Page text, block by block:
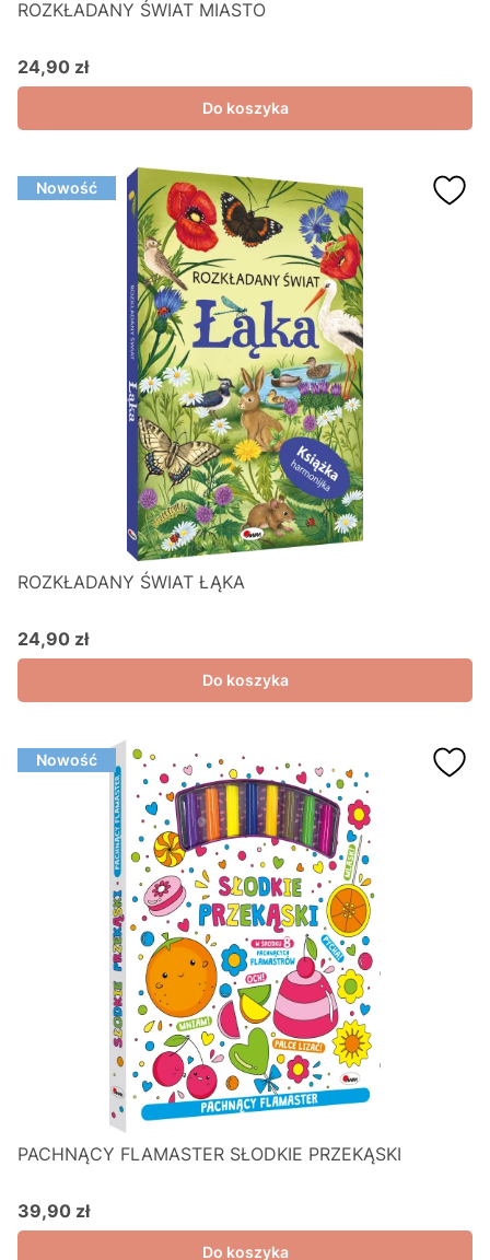
ROZKŁADANY ŚWIAT MIASTO
Cena
24,90 zł
Do koszyka
Nowość
ROZKŁADANY ŚWIAT ŁĄKA
Cena
24,90 zł
Do koszyka
Nowość
PACHNĄCY FLAMASTER SŁODKIE PRZEKĄSKI
Cena
39,90 zł
Do koszyka